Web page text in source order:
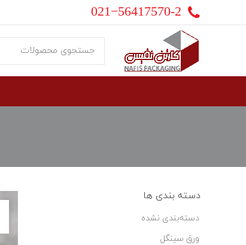
021−56417570-2
دسته بندی ها
دسته‌بندی نشده
ورق سینگل